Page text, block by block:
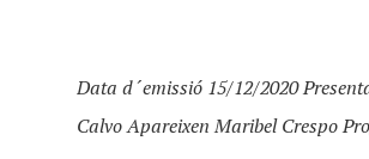
Data d´emissió 15/12/2020
Calvo Apareixen Maribel CrespoEmail: